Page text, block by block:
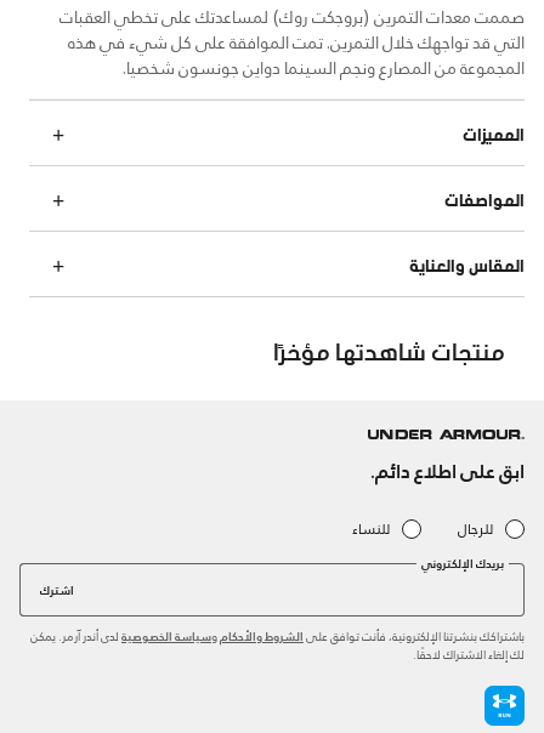
صممت معدات التمرين (بروجكت روك) لمساعدتك على تخطي العقبات
التي قد تواجهك خلال التمرين. تمت الموافقة على كل شيء في هذه
المجموعة من المصارع ونجم السينما دواين جونسون شخصيا.
المميزات
المواصفات
المقاس والعناية
منتجات شاهدتها مؤخرًا
ابق على اطلاع دائم.
للرجال للنساء
بريدك الإلكتروني
اشترك
باشتراكك بنشرتنا الإلكترونية، فأنت توافق على الشروط والأحكام وسياسة الخصوصية لدى أندر آرمر. يمكن
لك إلغاء الاشتراك لاحقًا.